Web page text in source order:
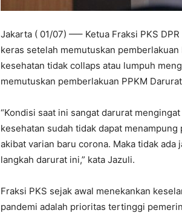
Jakarta ( 01/07) —– Ketua Fraksi PKS
keras setelah memutuskan
kesehatan tidak collaps atau lumpuh
memutuskan pemberlakuan PPKM
“Kondisi saat ini sangat darurat
kesehatan sudah tidak dapat
akibat varian baru corona. Maka tidak
langkah darurat ini,” kata Jazuli.
Fraksi PKS sejak awal menekankan
pandemi adalah prioritas tertinggi